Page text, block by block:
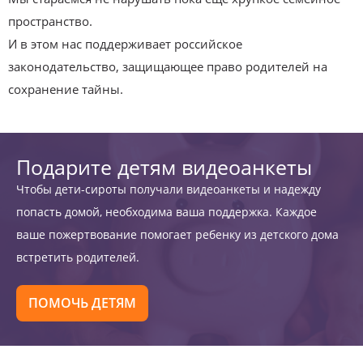
пространство.
И в этом нас поддерживает российское
законодательство, защищающее право родителей на
сохранение тайны.
Подарите детям видеоанкеты
Чтобы дети-сироты получали видеоанкеты и надежду
попасть домой, необходима ваша поддержка. Каждое
ваше пожертвование помогает ребенку из детского дома
встретить родителей.
ПОМОЧЬ ДЕТЯМ